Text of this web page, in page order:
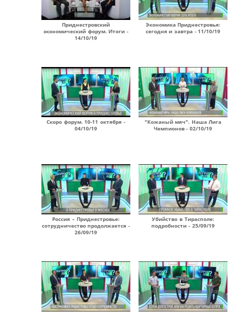
Приднестровский
экономический форум. Итоги -
14/10/19
Экономика Приднестровья:
сегодня и завтра - 11/10/19
Скоро форум. 10-11 октября -
04/10/19
"Кожаный мяч". Наша Лига
Чемпионов - 02/10/19
Россия – Приднестровье:
сотрудничество продолжается -
26/09/19
Убийство в Тирасполе:
подробности - 25/09/19